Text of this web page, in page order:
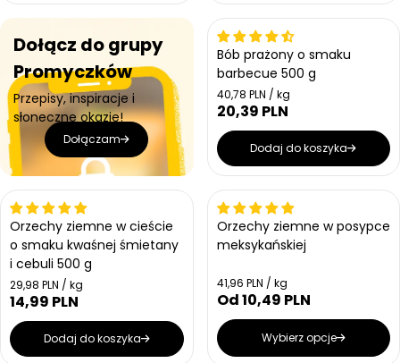
Dołącz do grupy
Promyczków
Przepisy, inspiracje i
słoneczne okazje!
Dołączam
Bób prażony o smaku
barbecue 500 g
Cena jednostkowa
40,78 PLN / kg
Cena regularna
20,39 PLN
Dodaj do koszyka
Orzechy ziemne w cieście
o smaku kwaśnej śmietany
i cebuli 500 g
Cena jednostkowa
29,98 PLN / kg
Cena regularna
14,99 PLN
Dodaj do koszyka
Orzechy ziemne w posypce
meksykańskiej
Cena jednostkowa
41,96 PLN / kg
Cena regularna
Od 10,49 PLN
Wybierz opcje